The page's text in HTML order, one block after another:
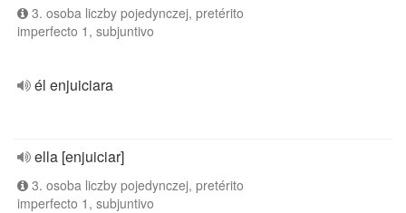
3. osoba liczby pojedynczej, pretérito
imperfecto 1, subjuntivo
él enjuiciara
ella [enjuiciar]
3. osoba liczby pojedynczej, pretérito
imperfecto 1, subjuntivo